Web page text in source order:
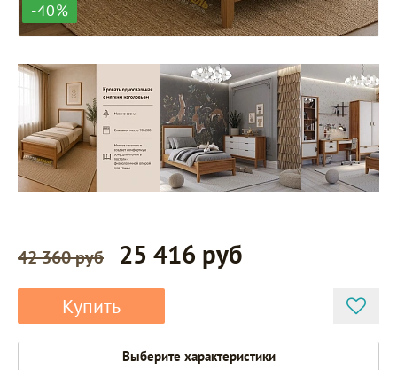
-40%
42 360 руб 25 416 руб
Купить
Выберите характеристики